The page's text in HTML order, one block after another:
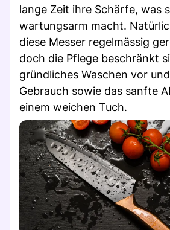
lange Zeit ihre Schärfe, was
wartungsarm macht.
diese Messer regelmässig
doch die Pflege beschränkt
gründliches Waschen vor
Gebrauch sowie das sanfte
einem weichen Tuch.